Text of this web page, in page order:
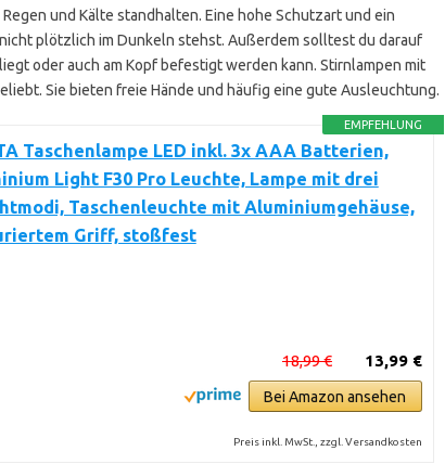
und Kälte standhalten. Eine hohe Schutzart und ein
plötzlich im Dunkeln stehst. Außerdem solltest du darauf
oder auch am Kopf befestigt werden kann. Stirnlampen mit
Sie bieten freie Hände und häufig eine gute Ausleuchtung.
EMPFEHLUNG
Taschenlampe LED inkl. 3x AAA Batterien,
Light F30 Pro Leuchte, Lampe mit drei
Taschenleuchte mit Aluminiumgehäuse,
Griff, stoßfest
13,99 €
18,99 €
Bei Amazon ansehen
Preis inkl. MwSt., zzgl. Versandkosten